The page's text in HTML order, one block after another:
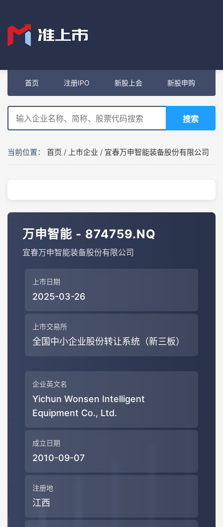
首页 注册IPO 新股上会 新股申购
搜索
当前位置： 首页 / 上市企业 / 宜春万申智能装备股份有限公司
万申智能 - 874759.NQ
宜春万申智能装备股份有限公司
上市日期
2025-03-26
上市交易所
全国中小企业股份转让系统（新三板）
企业英文名
Yichun Wonsen Intelligent
Equipment Co., Ltd.
成立日期
2010-09-07
注册地
江西